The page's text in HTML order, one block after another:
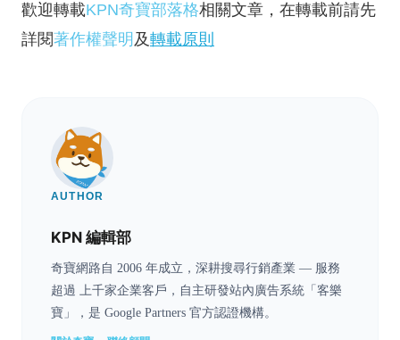
歡迎轉載KPN奇寶部落格相關文章，在轉載前請先
詳閱著作權聲明 及轉載原則
AUTHOR
KPN 編輯部
奇寶網路自 2006 年成立，深耕搜尋行銷產業 — 服務
超過 上千家企業客戶，自主研發站內廣告系統「客樂
寶」，是 Google Partners 官方認證機構。